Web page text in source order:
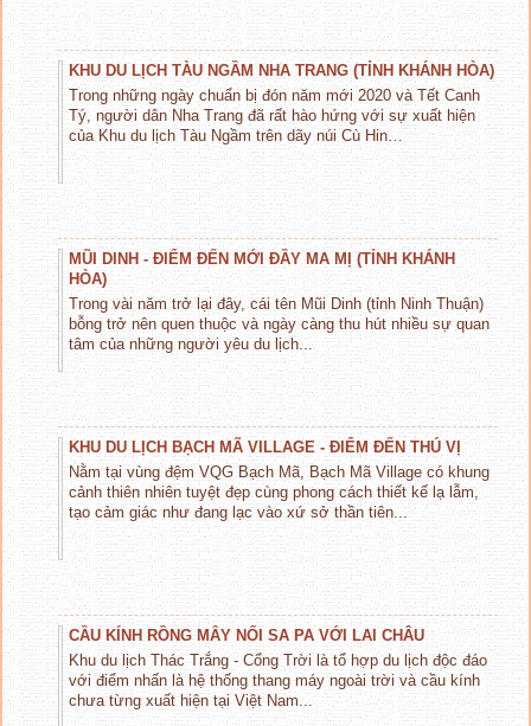
KHU DU LỊCH TÀU NGẦM NHA TRANG (TỈNH KHÁNH HÒA)
Trong những ngày chuẩn bị đón năm mới 2020 và Tết Canh
Tý, người dân Nha Trang đã rất hào hứng với sự xuất hiện
của Khu du lịch Tàu Ngầm trên dãy núi Cù Hin…
MŨI DINH - ĐIỂM ĐẾN MỚI ĐẦY MA MỊ (TỈNH KHÁNH
HÒA)
Trong vài năm trở lại đây, cái tên Mũi Dinh (tỉnh Ninh Thuận)
bỗng trở nên quen thuộc và ngày càng thu hút nhiều sự quan
tâm của những người yêu du lịch...
KHU DU LỊCH BẠCH MÃ VILLAGE - ĐIỂM ĐẾN THÚ VỊ
Nằm tại vùng đệm VQG Bạch Mã, Bạch Mã Village có khung
cảnh thiên nhiên tuyệt đẹp cùng phong cách thiết kế lạ lẫm,
tạo cảm giác như đang lạc vào xứ sở thần tiên...
CẦU KÍNH RỒNG MÂY NỐI SA PA VỚI LAI CHÂU
Khu du lịch Thác Trắng - Cổng Trời là tổ hợp du lịch độc đáo
với điểm nhấn là hệ thống thang máy ngoài trời và cầu kính
chưa từng xuất hiện tại Việt Nam...